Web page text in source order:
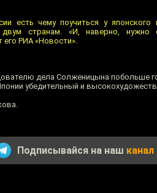
есть чему поучиться у
двум странам. «И, наверно,
РИА «Новости».
дела Солженицына побольше
убедительный и
Подписывайся на наш